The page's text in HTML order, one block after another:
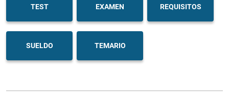
TEST EXAMEN REQUISITOS
SUELDO TEMARIO